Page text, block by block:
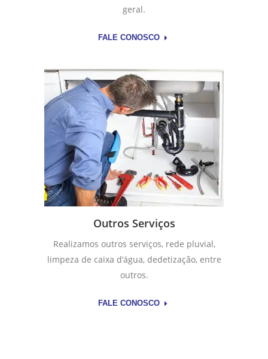
geral.
FALE CONOSCO
Outros Serviços
Realizamos outros serviços, rede pluvial,
limpeza de caixa d’água, dedetização, entre
outros.
FALE CONOSCO